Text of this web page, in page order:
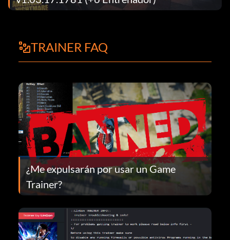
TRAINER FAQ
¿Me expulsarán por usar un Game
Trainer?